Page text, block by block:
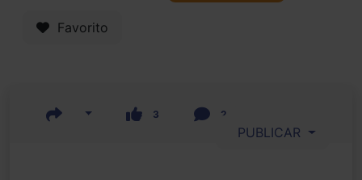
Favorito
3 2
PUBLICAR